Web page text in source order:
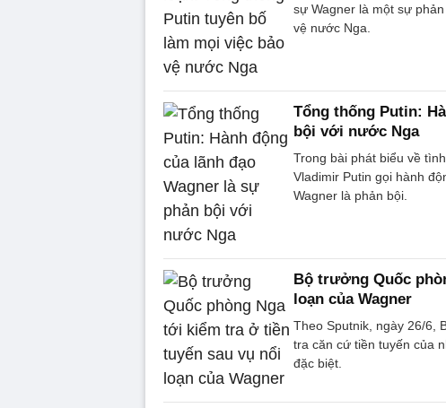
sự Wagner là một sự
vệ nước Nga.
Tổng thống Putin:
bội với nước Nga
Trong bài phát biểu về
Vladimir Putin gọi hành
Wagner là phản bội.
Bộ trưởng Quốc
loạn của Wagner
Theo Sputnik, ngày 26/6,
tra căn cứ tiền tuyến của
đặc biệt.